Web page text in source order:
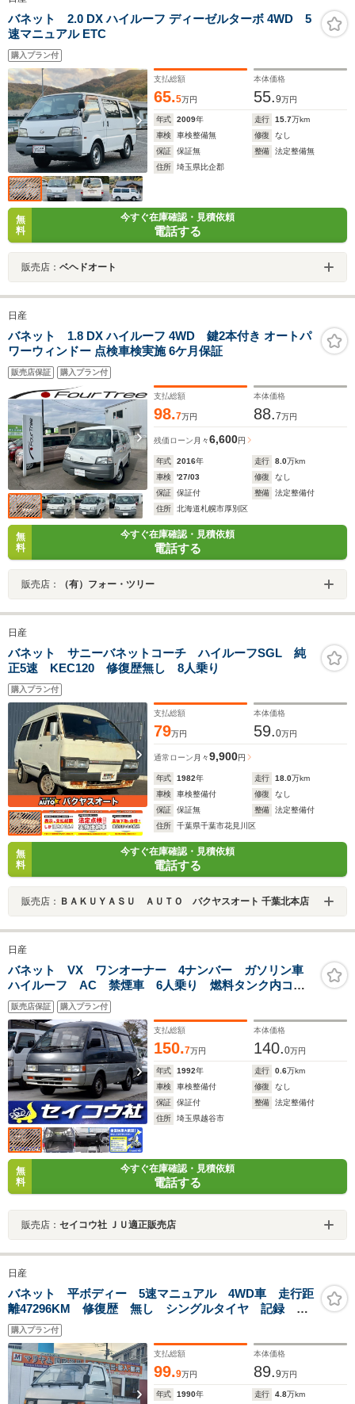
バネット 2.0 DX ハイルーフ ディーゼルターボ 4WD 5
速マニュアル ETC
購入プラン付
支払総額
65.5万円
本体価格
55.9万円
年式 2009年 走行 15.7万km
車検
車検整備無 修復
なし
保証
保証無 整備
法定整備無
住所
埼玉県比企郡
無
料
今すぐ在庫確認・見積依頼
電話する
販売店： ベヘドオート
日産
バネット 1.8 DX ハイルーフ 4WD 鍵2本付き オートパ
ワーウィンドー 点検車検実施 6ケ月保証
販売店保証 購入プラン付
支払総額
98.7万円
本体価格
88.7万円
残価ローン 月々6,600円
年式 2016年 走行 8.0万km
車検
'27/03 修復
なし
保証
保証付 整備
法定整備付
住所
北海道札幌市厚別区
無
料
今すぐ在庫確認・見積依頼
電話する
販売店： （有）フォー・ツリー
日産
バネット サニーバネットコーチ ハイルーフSGL 純
正5速 KEC120 修復歴無し 8人乗り
購入プラン付
支払総額
79万円
本体価格
59.0万円
通常ローン 月々9,900円
年式 1982年 走行 18.0万km
車検
車検整備付 修復
なし
保証
保証無 整備
法定整備付
住所
千葉県千葉市花見川区
無
料
今すぐ在庫確認・見積依頼
電話する
販売店： ＢＡＫＵＹＡＳＵ ＡＵＴＯ バクヤスオート 千葉北本店
日産
バネット VX ワンオーナー 4ナンバー ガソリン車
ハイルーフ AC 禁煙車 6人乗り 燃料タンク内コー
ティング済 集中ドアロック パワステ 片側スライド
ドア 積載600kg
販売店保証 購入プラン付
支払総額
150.7万円
本体価格
140.0万円
年式 1992年 走行 0.6万km
車検
車検整備付 修復
なし
保証
保証付 整備
法定整備付
住所
埼玉県越谷市
無
料
今すぐ在庫確認・見積依頼
電話する
販売店： セイコウ社 ＪＵ適正販売店
日産
バネット 平ボディー 5速マニュアル 4WD車 走行距
離47296KM 修復歴 無し シングルタイヤ 記録 有
り 積載量750kg2
購入プラン付
支払総額
99.9万円
本体価格
89.9万円
年式 1990年 走行 4.8万km